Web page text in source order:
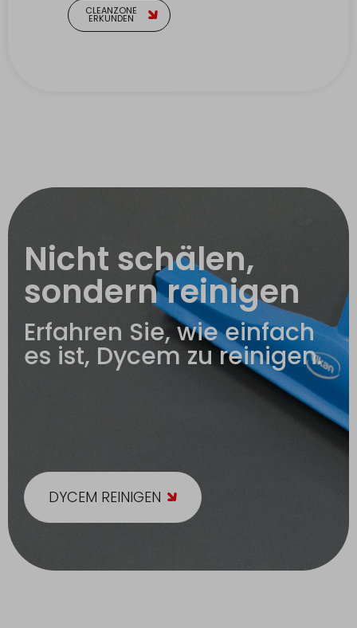
CLEANZONE
ERKUNDEN
Nicht schälen,
sondern reinigen
Erfahren Sie, wie einfach
es ist, Dycem zu reinigen.
DYCEM REINIGEN